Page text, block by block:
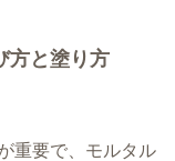
方と塗り方
重要で、モルタル